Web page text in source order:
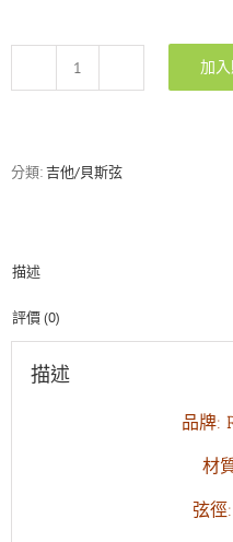
RotoSound
古
力
加
分類:吉他/貝斯弦
描述
評價 (0)
描述
品牌:
材
弦徑